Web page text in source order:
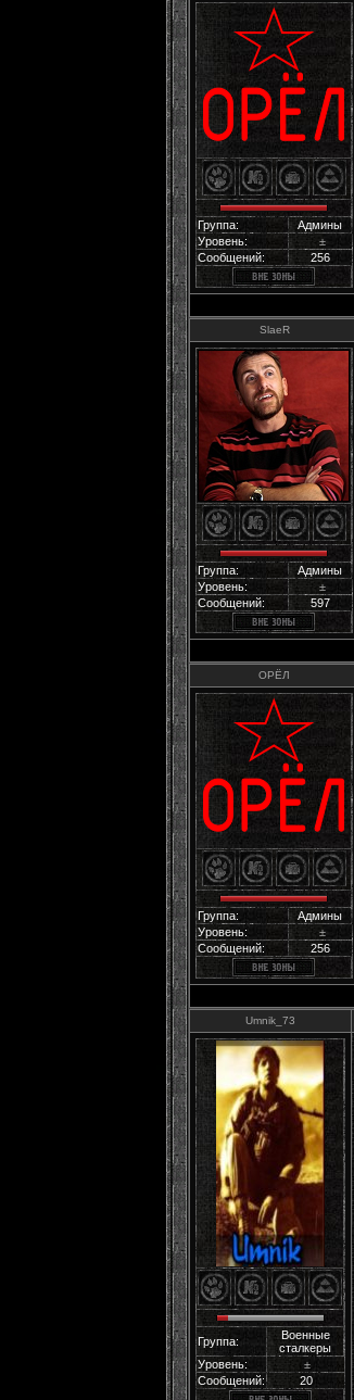
Группа:
Админы
Уровень:
±
Сообщений:
256
SlaeR
Группа:
Админы
Уровень:
±
Сообщений:
597
ОРЁЛ
Группа:
Админы
Уровень:
±
Сообщений:
256
Umnik_73
Группа:
Военные
сталкеры
Уровень:
±
Сообщений:
20